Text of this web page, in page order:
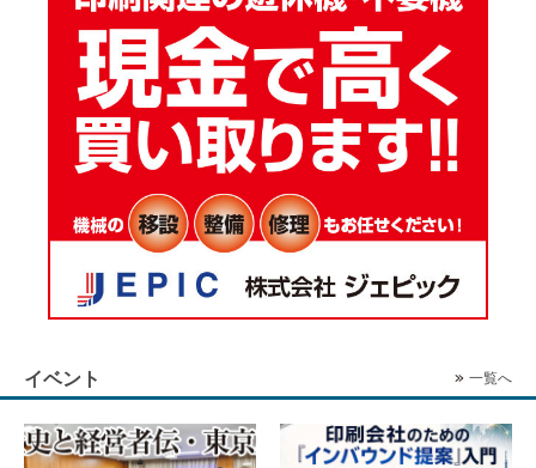
イベント 一覧へ